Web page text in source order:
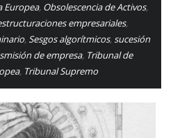
Europea, Obsolescencia de Activos,
empresariales,
,Sesgos algorítmicos,sucesión
de empresa, Tribunal de
, Tribunal Supremo